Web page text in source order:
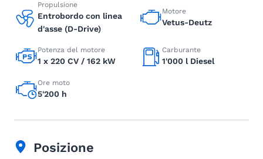
Propulsione
Entrobordo con linea
d'asse (D-Drive)
Motore
Vetus-Deutz
Potenza del motore
1 x 220 CV / 162 kW
Carburante
1'000 l Diesel
Ore moto
5'200 h
Posizione